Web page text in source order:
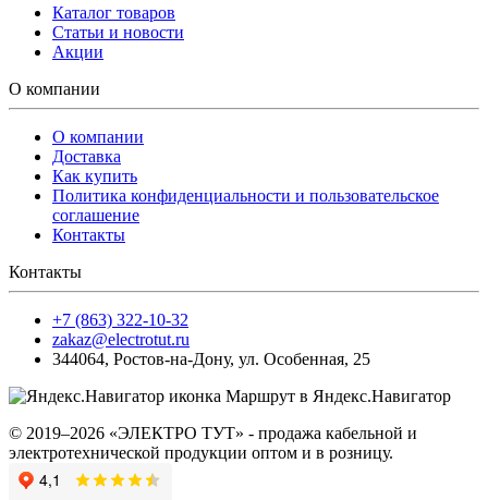
Каталог товаров
Статьи и новости
Акции
О компании
О компании
Доставка
Как купить
Политика конфиденциальности и пользовательское
соглашение
Контакты
Контакты
+7 (863) 322-10-32
zakaz@electrotut.ru
344064, Ростов-на-Дону, ул. Особенная, 25
Маршрут в Яндекс.Навигатор
© 2019–2026 «ЭЛЕКТРО ТУТ» - продажа кабельной и
электротехнической продукции оптом и в розницу.